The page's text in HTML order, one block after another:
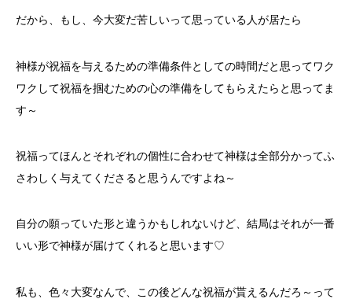
だから、もし、今大変だ苦しいって思っている人が居たら
神様が祝福を与えるための準備条件としての時間だと思ってワク
ワクして祝福を掴むための心の準備をしてもらえたらと思ってま
す～
祝福ってほんとそれぞれの個性に合わせて神様は全部分かってふ
さわしく与えてくださると思うんですよね～
自分の願っていた形と違うかもしれないけど、結局はそれが一番
いい形で神様が届けてくれると思います♡
私も、色々大変なんで、この後どんな祝福が貰えるんだろ～って